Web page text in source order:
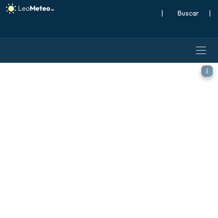
| |
ECMWF IFS 0,25° modelo